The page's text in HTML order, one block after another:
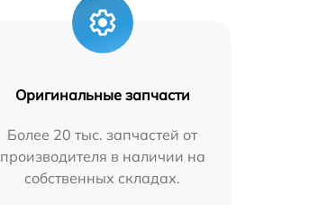
Оригинальные запчасти
Более 20 тыс. запчастей от
производителя в наличии на
собственных складах.